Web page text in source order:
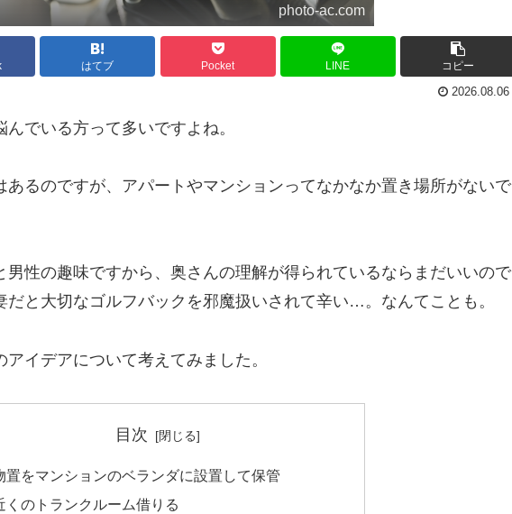
photo-ac.com
はてブ Pocket LINE コピー
2026.08.06
でいる方って多いですよね。
あるのですが、アパートやマンションってなかなか置き場所がないで
男性の趣味ですから、奥さんの理解が得られているならまだいいので
と大切なゴルフバックを邪魔扱いされて辛い…。なんてことも。
イデアについて考えてみました。
目次
置をマンションのベランダに設置して保管
くのトランクルーム借りる